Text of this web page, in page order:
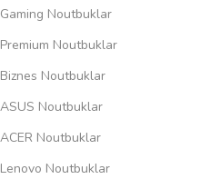
Gaming Noutbuklar
Premium Noutbuklar
Biznes Noutbuklar
ASUS Noutbuklar
ACER Noutbuklar
Lenovo Noutbuklar